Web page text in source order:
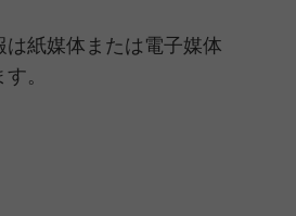
紙媒体または電子媒体
。